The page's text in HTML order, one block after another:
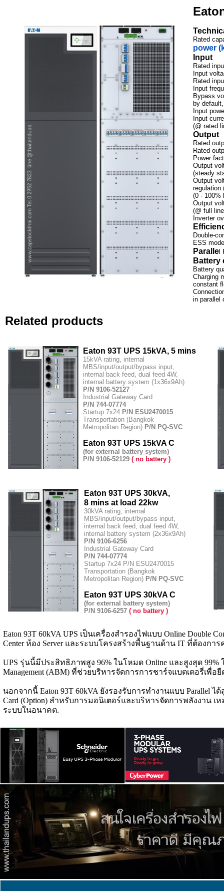
Eaton 93T UPS 30kVA,
8 mins at load 22kw
30kVA rating, internal
MBS/input/output/bypass input,
internal back feed, dual feed 4W,
internal battery system (2x36x9Ah)
P/N 9106-6256
Industrial Gateway Card
P/N 744-07774
Startup 7x24 P/N ESU2470015
Transportation (Bangkok
Metropolitan Region) P/N PQ-SVC
Eaton 93T UPS 30kVA C
(for external battery system)
P/N 9106-6257 ( no battery )
Related products
Eaton 93T 60kVA UPS เป็นเครื่องสำรองไฟแบบ Online Double
Center ห้อง Server และระบบโครงสร้างพื้นฐานด้าน IT ที่ต้องก
UPS รุ่นนี้มีประสิทธิภาพสูง 96% ในโหมด Online และสูงสุด 99%
Management (ABM) ที่ช่วยบริหารจัดการการชาร์จแบตเตอรี่เพื่
นอกจากนี้ Eaton 93T 60kVA ยังรองรับการทำงานแบบ Parallel
Card (Option) สำหรับการมอนิเตอร์และบริหารจัดการพลังงาน
ระบบในอนาคต.
Eaton 93T UPS 15kVA, 5 mins
15kVA rating, internal
MBS/input/output/bypass input,
internal back feed, dual feed 4W,
internal battery system (1x36x9Ah)
P/N 9106-52127
Industrial Gateway Card
P/N 744-07774
Startup 7x24 P/N ESU2470015
Transportation (Bangkok
Metropolitan Region) P/N PQ-SVC
Eaton 93T UPS 15kVA C
(for external battery system)
P/N 9106-52129 ( no battery )
Rated
power
Input
Rated
Input
Rated
Input
Bypass
by
Input
Input
(@ rated
Output
Rated
Rated
Power
Output
(steady
Output
regulation
(0 - 100%
Output
(@ full
Inverter
Double-
ESS
Paralle
Battery
Battery
Charging
constant
in parallel